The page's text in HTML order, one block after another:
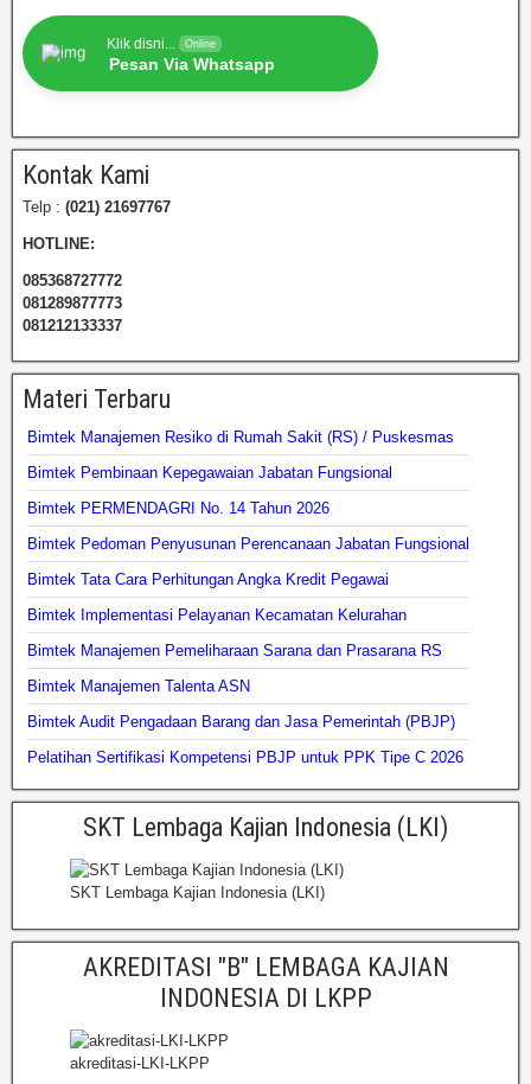
Klik disni... Online
Pesan Via Whatsapp
Kontak Kami
Telp : (021) 21697767
HOTLINE:
085368727772
081289877773
081212133337
Materi Terbaru
Bimtek Manajemen Resiko di Rumah Sakit (RS) / Puskesmas
Bimtek Pembinaan Kepegawaian Jabatan Fungsional
Bimtek PERMENDAGRI No. 14 Tahun 2026
Bimtek Pedoman Penyusunan Perencanaan Jabatan Fungsional
Bimtek Tata Cara Perhitungan Angka Kredit Pegawai
Bimtek Implementasi Pelayanan Kecamatan Kelurahan
Bimtek Manajemen Pemeliharaan Sarana dan Prasarana RS
Bimtek Manajemen Talenta ASN
Bimtek Audit Pengadaan Barang dan Jasa Pemerintah (PBJP)
Pelatihan Sertifikasi Kompetensi PBJP untuk PPK Tipe C 2026
SKT Lembaga Kajian Indonesia (LKI)
SKT Lembaga Kajian Indonesia (LKI)
AKREDITASI "B" LEMBAGA KAJIAN
INDONESIA DI LKPP
akreditasi-LKI-LKPP